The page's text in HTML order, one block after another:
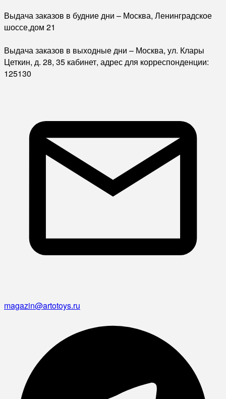
Выдача заказов в будние дни – Москва, Ленинградское
шоссе,дом 21
Выдача заказов в выходные дни – Москва, ул. Клары
Цеткин, д. 28, 35 кабинет, адрес для корреспонденции:
125130
magazin@artotoys.ru